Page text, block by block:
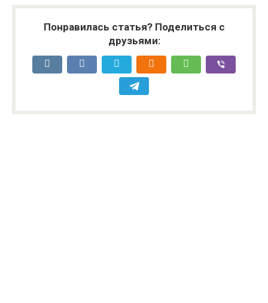
Понравилась статья? Поделиться с
друзьями: